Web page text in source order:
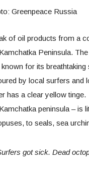
Greenpeace Russia
of oil products from a
Kamchatka Peninsula.
known for its
by local surfers and
has a clear yellow
peninsula – is
to seals, sea
got sick. Dead